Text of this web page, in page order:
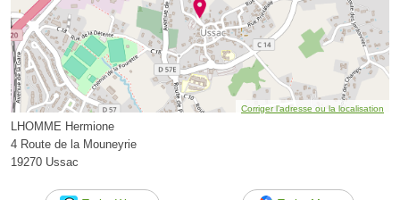
Corriger l’adresse ou la localisation
LHOMME Hermione
4 Route de la Mouneyrie
19270 Ussac